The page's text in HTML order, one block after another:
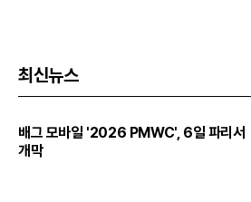
최신뉴스
배그 모바일 '2026 PMWC', 6일 파리서
개막